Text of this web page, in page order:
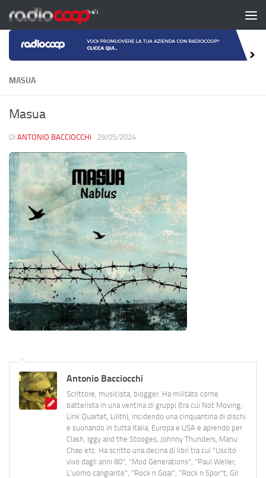
Salta al contenuto
MASUA
Masua
DI ANTONIO BACCIOCCHI · 29/05/2024
Antonio Bacciocchi
Scrittore, musicista, blogger. Ha militato come
batterista in una ventina di gruppi (tra cui Not Moving,
Link Quartet, Lilith), incidendo una cinquantina di dischi
e suonando in tutta Italia, Europa e USA e aprendo per
Clash, Iggy and the Stooges, Johnny Thunders, Manu
Chao etc. Ha scritto una decina di libri tra cui "Uscito
vivo dagli anni 80", "Mod Generations", "Paul Weller,
L’uomo cangiante", "Rock n Goal", "Rock n Spor"t, Gil